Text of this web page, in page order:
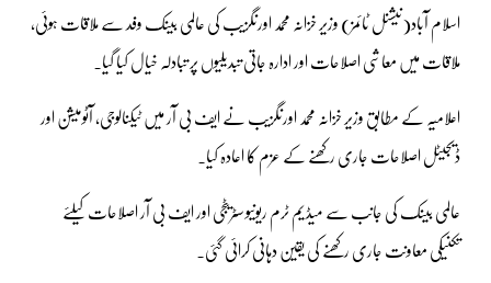
اسلام آباد(نیشنل ٹائمز) وزیر خزانہ محمد اورنگزیب کی عالمی بینک وفد سے ملاقات ہوئی،
ملاقات میں معاشی اصلاحات اور ادارہ جاتی تبدیلیوں پر تبادلہ خیال کیا گیا۔
اعلامیہ کے مطابق وزیر خزانہ محمد اورنگزیب نے ایف بی آر میں ٹیکنالوجی، آٹومیشن اور
ڈیجیٹل اصلاحات جاری رکھنے کے عزم کا اعادہ کیا۔
عالمی بینک کی جانب سے میڈیم ٹرم ریونیو سٹریٹجی اور ایف بی آر اصلاحات کیلئے
تکنیکی معاونت جاری رکھنے کی یقین دہانی کرائی گئی۔